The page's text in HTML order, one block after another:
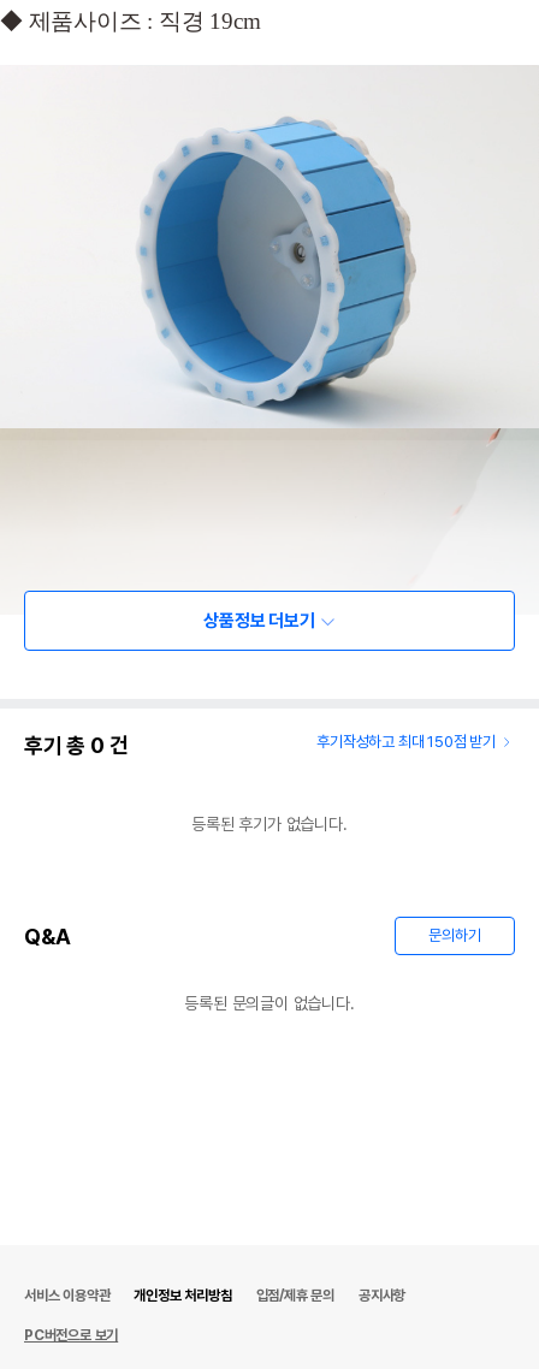
◆ 제품사이즈 : 직경 19cm
AS책임자와 전화번호
또는 소비자상담 관련
전화번호
상품정보 더보기
후기 총 0 건 후기작성하고 최대 150점 받기
등록된 후기가 없습니다.
Q&A 문의하기
등록된 문의글이 없습니다.
서비스 이용약관 개인정보 처리방침 입점/제휴 문의 공지사항
PC버전으로 보기